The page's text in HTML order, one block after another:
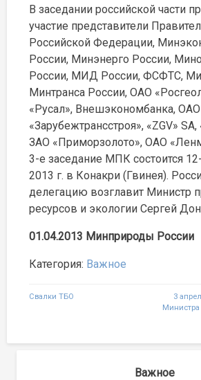
В заседании российской части
участие представители
Российской Федерации,
России, Минэнерго России,
России, МИД России, ФСФТС,
Минтранса России, ОАО
«Русал», Внешэкономбанка, ОАО
«Зарубежтрансстроя», «ZGV»
ЗАО «Приморзолото», ОАО
3-е заседание МПК состоится
2013 г. в Конакри (Гвинея).
делегацию возглавит Министр
ресурсов и экологии Сергей
01.04.2013 Минприроды России
Категория: Важное
Навигация
Свалки ТБО
3
Важное